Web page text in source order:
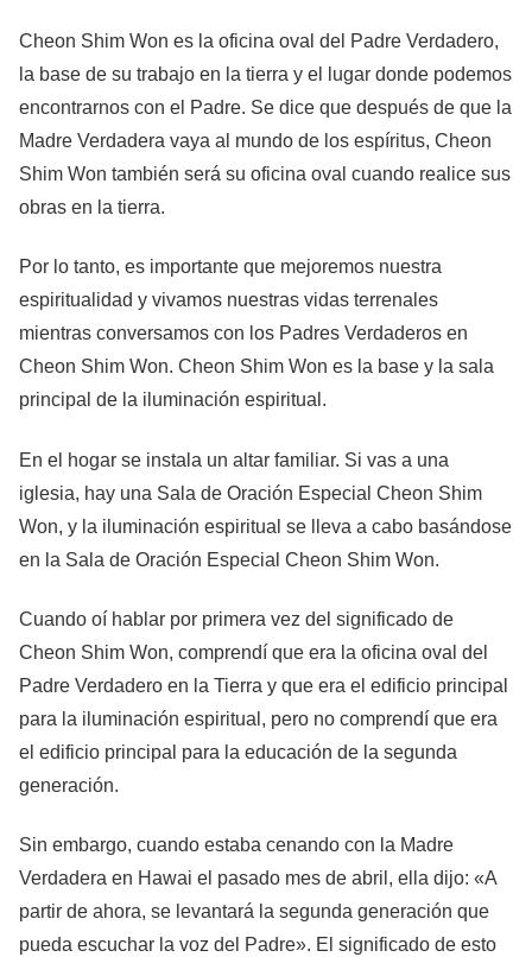
Cheon Shim Won es la oficina oval del Padre Verdadero,
la base de su trabajo en la tierra y el lugar donde podemos
encontrarnos con el Padre. Se dice que después de que la
Madre Verdadera vaya al mundo de los espíritus, Cheon
Shim Won también será su oficina oval cuando realice sus
obras en la tierra.
Por lo tanto, es importante que mejoremos nuestra
espiritualidad y vivamos nuestras vidas terrenales
mientras conversamos con los Padres Verdaderos en
Cheon Shim Won. Cheon Shim Won es la base y la sala
principal de la iluminación espiritual.
En el hogar se instala un altar familiar. Si vas a una
iglesia, hay una Sala de Oración Especial Cheon Shim
Won, y la iluminación espiritual se lleva a cabo basándose
en la Sala de Oración Especial Cheon Shim Won.
Cuando oí hablar por primera vez del significado de
Cheon Shim Won, comprendí que era la oficina oval del
Padre Verdadero en la Tierra y que era el edificio principal
para la iluminación espiritual, pero no comprendí que era
el edificio principal para la educación de la segunda
generación.
Sin embargo, cuando estaba cenando con la Madre
Verdadera en Hawai el pasado mes de abril, ella dijo: «A
partir de ahora, se levantará la segunda generación que
pueda escuchar la voz del Padre». El significado de esto